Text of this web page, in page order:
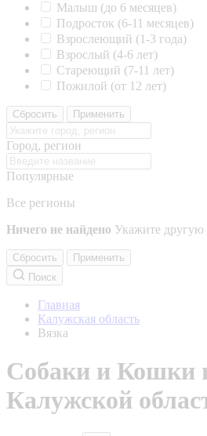
Малыш (до 6 месяцев)
Подросток (6-11 месяцев)
Взрослеющий (1-3 года)
Взрослый (4-6 лет)
Стареющий (7-11 лет)
Пожилой (от 12 лет)
Сбросить Применить
Город, регион
Популярные
Все регионы
Ничего не найдено Укажите другую
Сбросить
Применить
Поиск
Главная
Калужская область
Вязка
Собаки и Кошки
Калужской